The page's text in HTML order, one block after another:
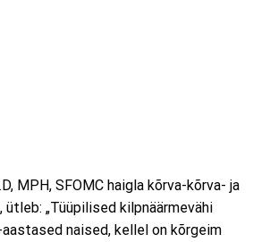
MPH, SFOMC haigla kõrva-kõrva- ja
„Tüüpilised kilpnäärmevähi
naised, kellel on kõrgeim